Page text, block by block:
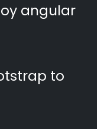
angular
to